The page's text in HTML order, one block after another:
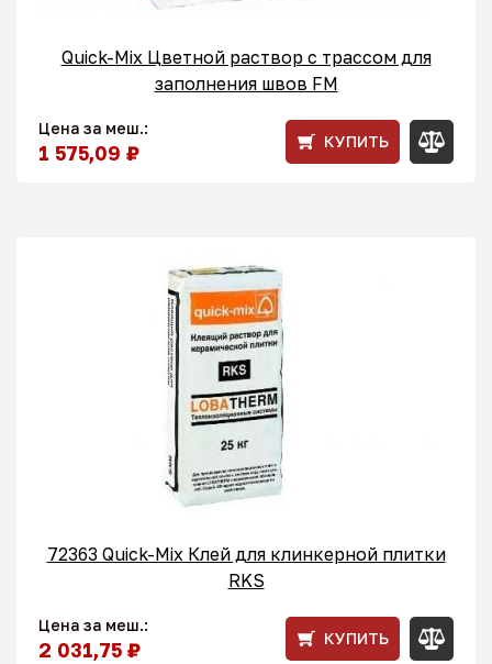
Quick-Mix Цветной раствор с трассом для
заполнения швов FM
Цена за меш.:
1 575,09 ₽ КУПИТЬ
72363 Quick-Mix Клей для клинкерной плитки
RKS
Цена за меш.:
2 031,75 ₽ КУПИТЬ